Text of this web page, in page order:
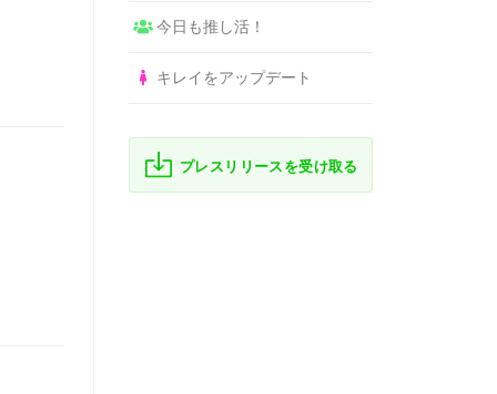
今日も推し活！
キレイをアップデート
プレスリリースを受け取る